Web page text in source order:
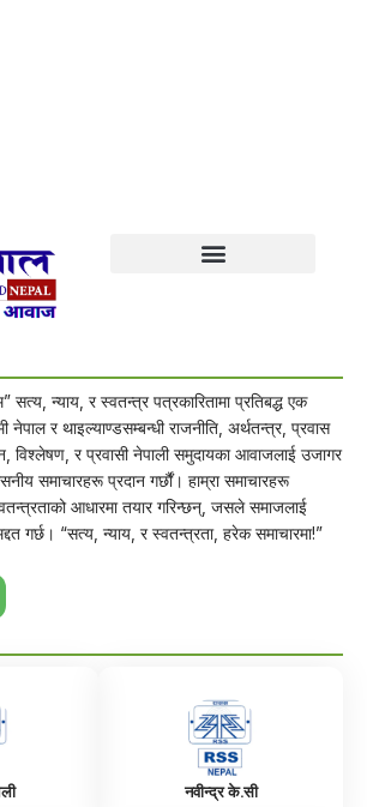
सत्य, न्याय, र स्वतन्त्र पत्रकारितामा प्रतिबद्ध एक
नेपाल र थाइल्याण्डसम्बन्धी राजनीति, अर्थतन्त्र, प्रवास
र प्रवासी नेपाली समुदायका आवाजलाई उजागर
समाचारहरू प्रदान गर्छौं। हाम्रा समाचारहरू
स्वतन्त्रताको आधारमा तयार गरिन्छन्, जसले समाजलाई
गर्छ। “सत्य, न्याय, र स्वतन्त्रता, हरेक समाचारमा!”
नवीन्द्र के.सी